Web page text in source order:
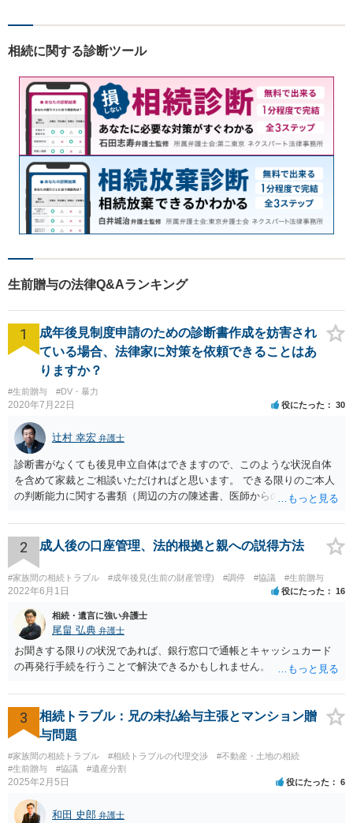
婚・刑事事件のご相談にも対
相続に関する診断ツール
生前贈与の法律Q&Aランキング
1
成年後見制度申請のための診断書作成を妨害され
ている場合、法律家に対策を依頼できることはあ
りますか？
#生前贈与 #DV・暴力
2020年7月22日 役にたった 30
辻村 幸宏 弁護士
診断書がなくても後見申立自体はできますので、このような状況自体
を含めて家裁とご相談いただければと思います。 できる限りのご本人
の判断能力に関する書類（周辺の方の陳述書、医師からの聴取書等）
をしていただければそこから先は進むのではないかと存じます。 ま
た、Aさんの意向を酌みすぎるあまりに後見申立ができない状況にして
いる施設の問題もありますので、当該地域の地域包括支援センターに
ご相談されるのもひとつの方法です。
2 成人後の口座管理、法的根拠と親への説得方法
#家族間の相続トラブル #成年後見(生前の財産管理) #調停 #協議 #生前贈与
2022年6月1日 役にたった 16
相続・遺言に強い弁護士
尾畠 弘典 弁護士
お聞きする限りの状況であれば、銀行窓口で通帳とキャッシュカード
の再発行手続を行うことで解決できるかもしれません。
3
相続トラブル：兄の未払給与主張とマンション贈
与問題
#家族間の相続トラブル #相続トラブルの代理交渉
#不動産・土地の相続
#生前贈与
#協議 #遺産分割
2025年2月5日 役にたった 6
和田 史郎 弁護士